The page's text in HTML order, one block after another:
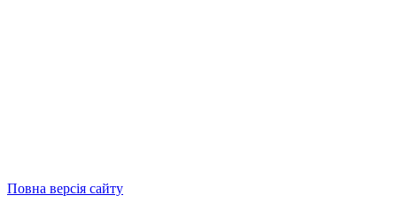
Повна версія сайту